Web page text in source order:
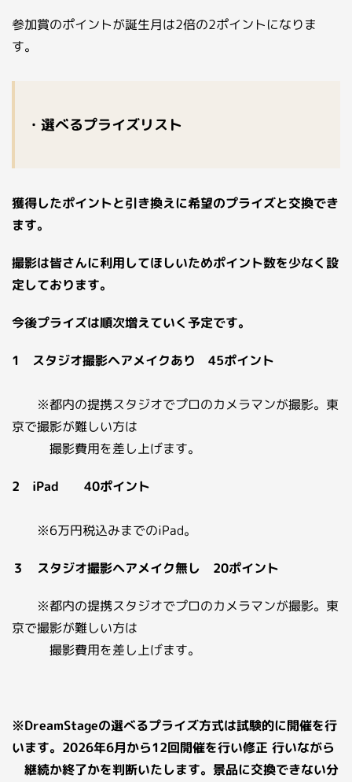
参加賞のポイントが誕生月は2倍の2ポイントになりま
す。
・選べるプライズリスト
獲得したポイントと引き換えに希望のプライズと交換でき
ます。
撮影は皆さんに利用してほしいためポイント数を少なく設
定しております。
今後プライズは順次増えていく予定です。
1 スタジオ撮影ヘアメイクあり 45ポイント
※都内の提携スタジオでプロのカメラマンが撮影。東
京で撮影が難しい方は
撮影費用を差し上げます。
2 iPad 40ポイント
※6万円税込みまでのiPad。
３ スタジオ撮影ヘアメイク無し 20ポイント
※都内の提携スタジオでプロのカメラマンが撮影。東
京で撮影が難しい方は
撮影費用を差し上げます。
※DreamStageの選べるプライズ方式は試験的に開催を行
います。2026年6月から12回開催を行い修正 行いながら
継続か終了かを判断いたします。景品に交換できない分